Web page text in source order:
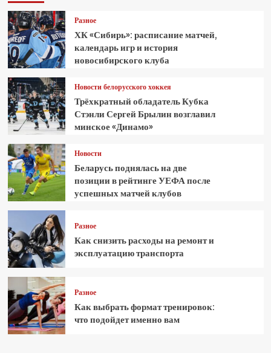
Разное
ХК «Сибирь»: расписание матчей,
календарь игр и история
новосибирского клуба
Новости белорусского хоккея
Трёхкратный обладатель Кубка
Стэнли Сергей Брылин возглавил
минское «Динамо»
Новости
Беларусь поднялась на две
позиции в рейтинге УЕФА после
успешных матчей клубов
Разное
Как снизить расходы на ремонт и
эксплуатацию транспорта
Разное
Как выбрать формат тренировок:
что подойдет именно вам